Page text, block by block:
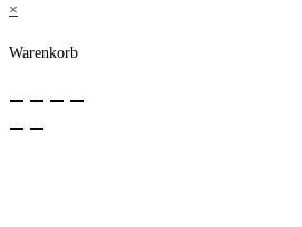
×
Warenkorb